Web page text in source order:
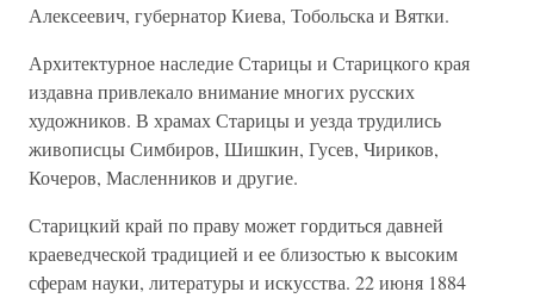
Алексеевич, губернатор Киева, Тобольска и Вятки.
Архитектурное наследие Старицы и Старицкого края
издавна привлекало внимание многих русских
художников. В храмах Старицы и уезда трудились
живописцы Симбиров, Шишкин, Гусев, Чириков,
Кочеров, Масленников и другие.
Старицкий край по праву может гордиться давней
краеведческой традицией и ее близостью к высоким
сферам науки, литературы и искусства. 22 июня 1884